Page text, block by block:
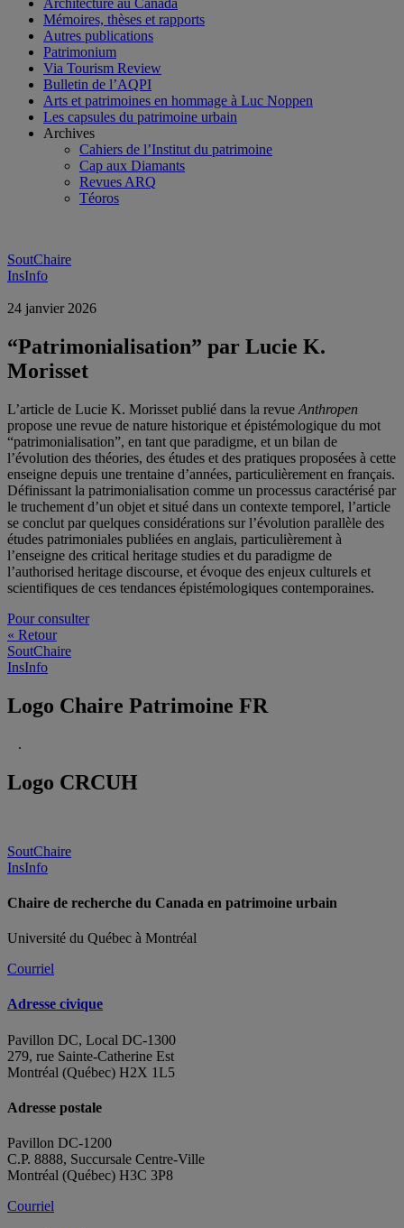
Architecture au Canada
Mémoires, thèses et rapports
Autres publications
Patrimonium
Via Tourism Review
Bulletin de l’AQPI
Arts et patrimoines en hommage à Luc Noppen
Les capsules du patrimoine urbain
Archives
Cahiers de l’Institut du patrimoine
Cap aux Diamants
Revues ARQ
Téoros
SoutChaire
InsInfo
24 janvier 2026
“Patrimonialisation” par Lucie K.
Morisset
L’article de Lucie K. Morisset publié dans la revue Anthropen
propose une revue de nature historique et épistémologique du mot
“patrimonialisation”, en tant que paradigme, et un bilan de
l’évolution des théories, des études et des pratiques proposées à cette
enseigne depuis une trentaine d’années, particulièrement en français.
Définissant la patrimonialisation comme un processus caractérisé par
le truchement d’un objet et situé dans un contexte temporel, l’article
se conclut par quelques considérations sur l’évolution parallèle des
études patrimoniales publiées en anglais, particulièrement à
l’enseigne des critical heritage studies et du paradigme de
l’authorised heritage discourse, et évoque des enjeux culturels et
scientifiques de ces tendances épistémologiques contemporaines.
Pour consulter
« Retour
SoutChaire
InsInfo
Logo Chaire Patrimoine FR
.
Logo CRCUH
SoutChaire
InsInfo
Chaire de recherche du Canada en patrimoine urbain
Université du Québec à Montréal
Courriel
Adresse civique
Pavillon DC, Local DC-1300
279, rue Sainte-Catherine Est
Montréal (Québec) H2X 1L5
Adresse postale
Pavillon DC-1200
C.P. 8888, Succursale Centre-Ville
Montréal (Québec) H3C 3P8
Courriel